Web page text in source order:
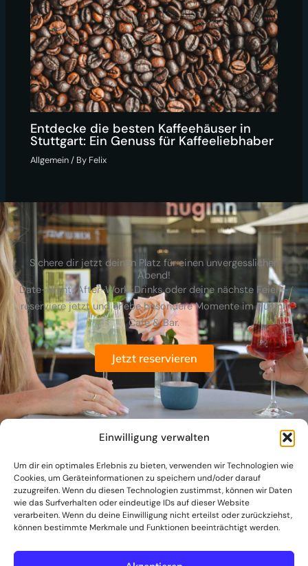
Einwilligung verwalten
Um dir ein optimales Erlebnis zu bieten, verwenden wir Technologien wie
Cookies, um Geräteinformationen zu speichern und/oder darauf
zuzugreifen. Wenn du diesen Technologien zustimmst, können wir Daten
wie das Surfverhalten oder eindeutige IDs auf dieser Website
verarbeiten. Wenn du deine Einwilligung nicht erteilst oder zurückziehst,
können bestimmte Merkmale und Funktionen beeinträchtigt werden.
Entdecke die besten Kaffeehäuser in
Stuttgart: Ein Genuss für Kaffeeliebhaber
Allgemein/ By Felix
Sichere dir jetzt deinen Platz für einen unvergesslichen
Abend!
Date-Night, After-Work-Drinks oder deine nächste Feier –
reserviere jetzt und erlebe besondere Momente im Huginn
Café & Bar.
Jetzt reservieren